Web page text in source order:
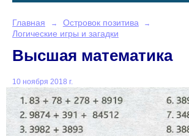
Главная → Островок позитива →
Логические игры и загадки
Высшая математика
10 ноября 2018 г.